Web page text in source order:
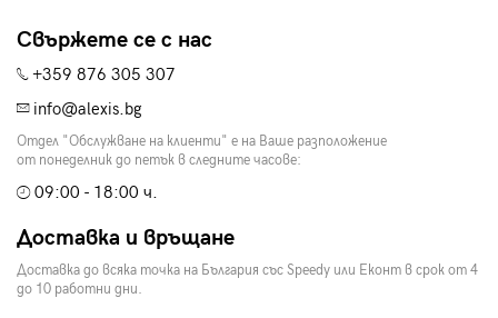
Свържете се с нас
+359 876 305 307
info@alexis.bg
Отдел "Обслужване на клиенти" е на Ваше разположение
от понеделник до петък в следните часове:
09:00 - 18:00 ч.
Доставка и връщане
Доставка до всяка точка на България със Speedy или Еконт в срок от 4
до 10 работни дни.